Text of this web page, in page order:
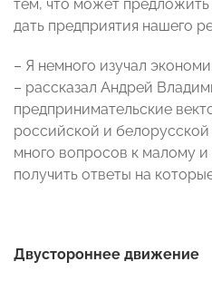
тем, что может
дать предприятия нашего
– Я немного изучал
– рассказал Андрей
предпринимательские
российской и
много вопросов к малому и
получить ответы на
Двустороннее движение